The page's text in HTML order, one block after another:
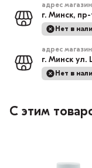
адрес
г. Минск,
Нет в
адрес
г. Минск ул.
Нет в
С этим